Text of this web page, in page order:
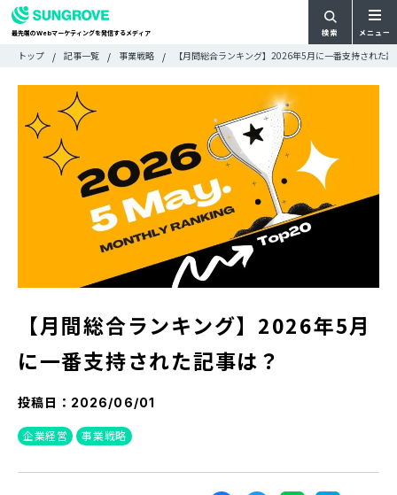
最先端のWebマーケティングを発信するメディア 検索 メニュー
すべての記事
CATEGORY
カテゴリで探す
TAG
タグで探す
WRITER
ライターで探す
FEATURE
DOCUMENT
『SUNGROVE』について
利用規約
検
検
トップ 記事一覧 事業戦略 【月間総合ランキング】2026年5月に一番支持された
【月間総合ランキング】2026年5月
に一番支持された記事は？
投稿日： 2026/06/01
企業経営 事業戦略